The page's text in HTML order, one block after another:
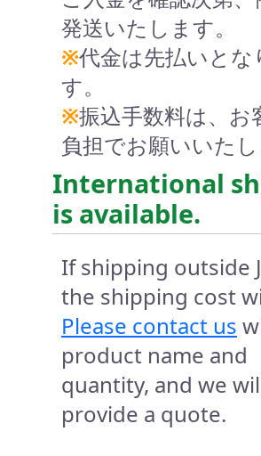
発送いたします。
※代金は先払いとな
す。
※振込手数料は、お
負担でお願いいたし
International
is available.
If shipping outside
the shipping cost
Please contact us
product name and
quantity, and we
provide a quote.